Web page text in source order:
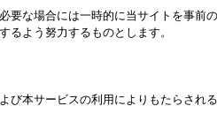
要な場合には一時的に当サイトを事前
るよう努力するものとします。
び本サービスの利用によりもたらされ